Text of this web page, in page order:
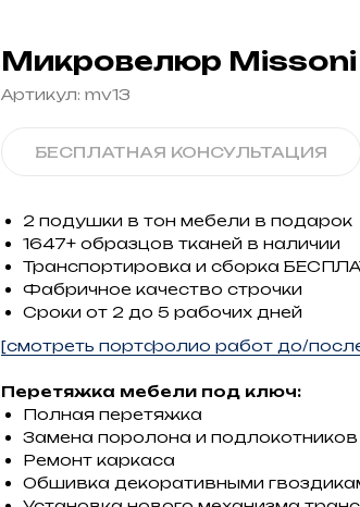
Микровелюр Missoni
Артикул: mv13
БЕСПЛАТНАЯ КОНСУЛЬТАЦИЯ
2 подушки в тон мебели в подарок
1647+ образцов тканей в наличии
Транспортировка и сборка
Фабричное качество строчки
Сроки от 2 до 5 рабочих дней
[смотреть портфолио работ до/
Перетяжка мебели под ключ:
Полная перетяжка
Замена поролона и подлокотников
Ремонт каркаса
Обшивка декоративными